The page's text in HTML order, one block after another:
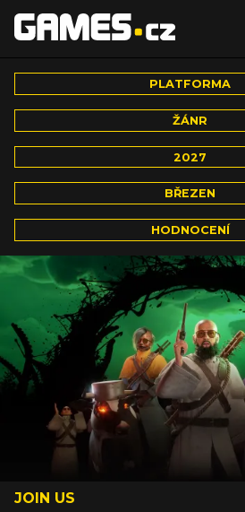
PLATFORMA
ŽÁNR
2027
BŘEZEN
HODNOCENÍ
JOIN US